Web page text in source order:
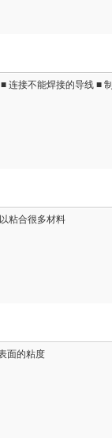
连接不能焊接的导线 ■
粘合很多材料
面的粘度